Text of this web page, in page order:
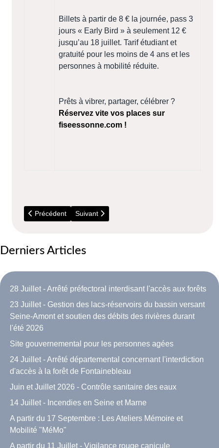
Billets à partir de 8 € la journée, pass 3
jours « Early Bird » à seulement 12 €
jusqu’au 18 juillet. Tarif étudiant et
gratuité pour les moins de 4 ans et les
personnes à mobilité réduite.
Prêts à vibrer, partager, célébrer ?
Réservez vite vos places sur
fiseessonne.com !
Article précédent : Déchèteries : Horaires d'été
Précédent Article suivant : 5 Juillet - Visite du parc
Suivant
Derniers Articles
28 Juillet - Arrêté préfectoral interdisant l'accès aux forêts
23 Juillet - Gestion des lacs-réservoirs du bassin versant
Seine-Amont et soutien des débits des rivières durant
l'été 2026
Site gouvernemental pour les personnes agées
24 Juillet - Arrêté départemental concernant l'interdiction
d'accès à la forêt de Fontainebleau
Juin et Juillet 2026 - Contrôle sanitaire des eaux
14 Juillet - Incendies en Seine et Marne
A partir du 17 Septembre : Les Ateliers Mémoire et
Mobilité "MéMo"
A partir du 11 Juillet - Vigilance rouge canicule